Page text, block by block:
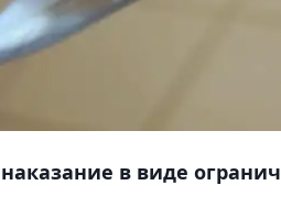
в виде